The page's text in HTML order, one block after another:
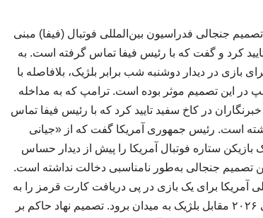
جنجالی فدراسیون بین‌المللی فوتبال (فیفا) مبنی
کرد و گفت که با رئیس فیفا تماس گرفته است. به
بازی در دیدار دوشنبه شب برابر بلژیک، بلافاصله با
در این تصمیم موثر بوده است. ترامپ که به مداخله
در کاخ سفید تایید کرد که با رئیس فیفا تماس
است. رئیس جمهوری آمریکا گفت که از «جیانی
ستاره فوتبال آمریکا را پیش از دیدار حساس
تصمیم جنجالی به‌طور نامناسبی دخالت نداشته است.
آمریکا برای یک بازی در پی دریافت کارت قرمز را به
حالت تعلیق درآورد و او می‌تواند در دیدار یک‌هشتم نهایی جام جهانی ۲۰۲۶ مقابل بلژیک به میدان برود. تصمیم نهاد حاکم بر